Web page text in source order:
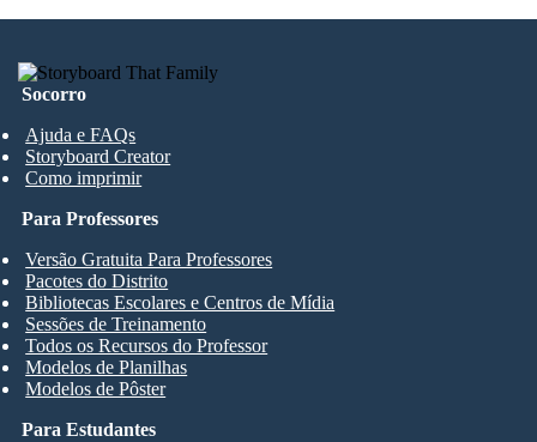
Socorro
Ajuda e FAQs
Storyboard Creator
Como imprimir
Para Estudantes
Para Professores
Versão Gratuita Para Professores
Pacotes do Distrito
Bibliotecas Escolares e Centros de Mídia
Sessões de Treinamento
Todos os Recursos do Professor
Modelos de Planilhas
Modelos de Pôster